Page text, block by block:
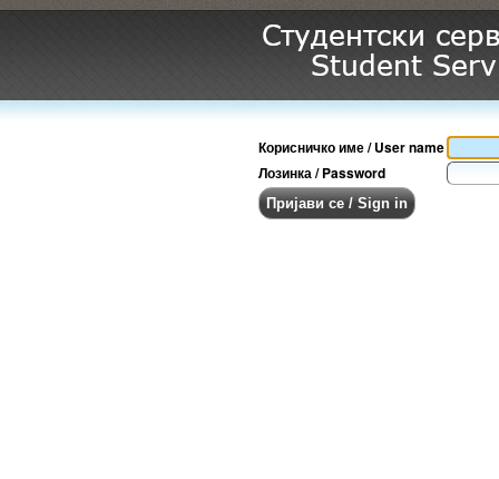
Корисничко име / User name
Лозинка / Password